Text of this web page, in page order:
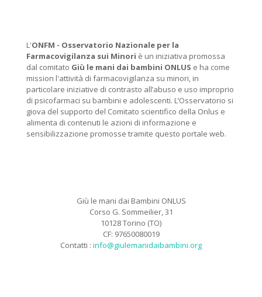
L'ONFM - Osservatorio Nazionale per la
Farmacovigilanza sui Minori è un iniziativa promossa
dal comitato Giù le mani dai bambini ONLUS e ha come
mission l'attività di farmacovigilanza su minori, in
particolare iniziative di contrasto all’abuso e uso improprio
di psicofarmaci su bambini e adolescenti. L’Osservatorio si
giova del supporto del Comitato scientifico della Onlus e
alimenta di contenuti le azioni di informazione e
sensibilizzazione promosse tramite questo portale web.
Giù le mani dai Bambini ONLUS
Corso G. Sommeilier, 31
10128 Torino (TO)
CF: 97650080019
Contatti : info@giulemanidaibambini.org